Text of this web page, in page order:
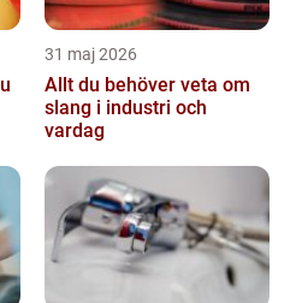
31 maj 2026
Allt du behöver veta om
slang i industri och
vardag